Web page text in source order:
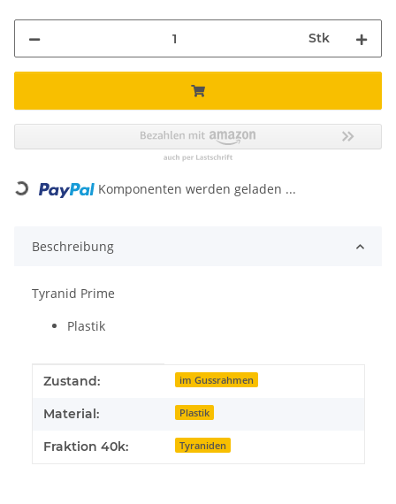
Stk
Loading... Komponenten werden geladen ...
Beschreibung
Tyranid Prime
Plastik
Produkteigenschaft
Wert
Zustand: im Gussrahmen
Material: Plastik
Fraktion 40k: Tyraniden